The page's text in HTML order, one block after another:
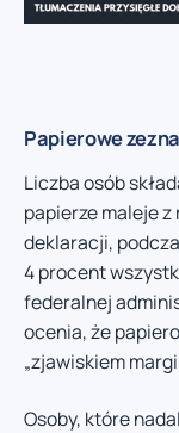
Papierowe
Liczba osób
papierze maleje z
deklaracji,
4 procent
federalnej
ocenia, że
„zjawiskiem
Osoby, które